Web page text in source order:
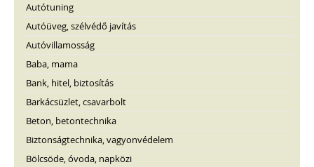
Autótuning
Autóüveg, szélvédő javítás
Autóvillamosság
Baba, mama
Bank, hitel, biztosítás
Barkácsüzlet, csavarbolt
Beton, betontechnika
Biztonságtechnika, vagyonvédelem
Bölcsöde, óvoda, napközi